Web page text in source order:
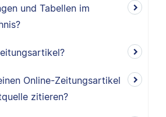
und Tabellen im
Online-Zeitungsartikel
zitieren?